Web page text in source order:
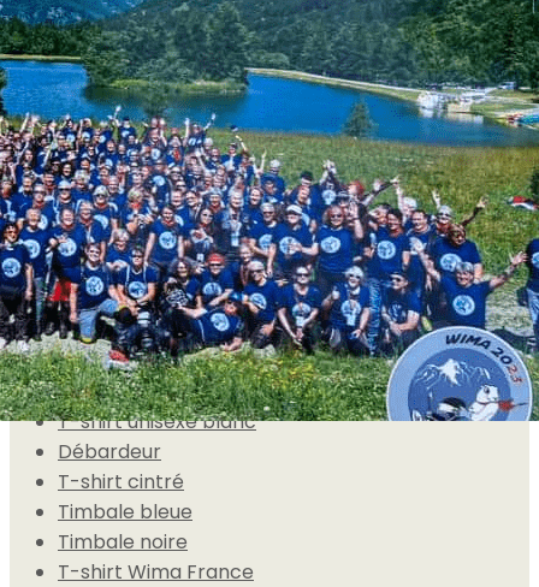
Exporter les lignes sélectionnées
Exporter toutes les colonnes
Exporter uniquement les colonnes affichées
Menu
<
>
Autocollants
Tour de cou blanc
Débardeur blanc
T-shirt Femme blanc
T-shirt Manche longue blanc
T-shirt unisexe blanc
Débardeur
T-shirt cintré
Timbale bleue
Timbale noire
T-shirt Wima France